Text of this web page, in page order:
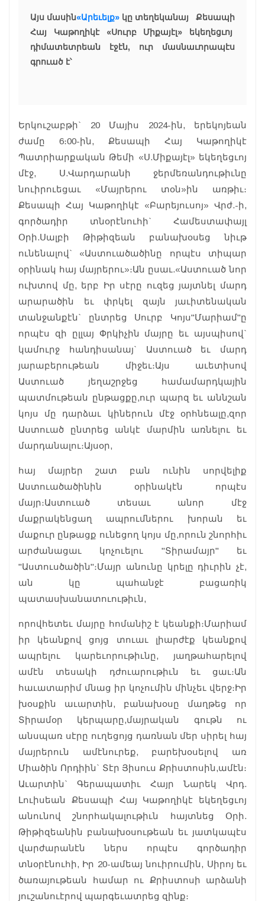
Այս մասին«Արեւելք» կը տեղեկանայ Քեսապի
Հայ Կաթողիկէ «Սուրբ Միքայէլ» եկեղեցւոյ
դիմատետրեան էջէն, ուր մասնաւորապէս
գրուած է՝
Երկուշաբթի` 20 Մայիս 2024-ին, երեկոյեան
ժամը 6։00-ին, Քեսապի Հայ Կաթողիկէ
Պատրիարքական Թեմի «Ս.Միքայէլ» եկեղեցւոյ
մէջ, Ս.Վարդարանի ջերմեռանդութիւնը
նուիրուեցաւ «Մայրերու տօն»ին առթիւ։
Քեսապի Հայ Կաթողիկէ «Բարեյուսոյ» Վրժ.-ի,
գործադիր տնօրէնուհի` Համեստափայլ
Օրի.Սալբի Թիթիզեան բանախօսեց նիւթ
ունենալով` «Աստուածածինը որպէս տիպար
օրինակ հայ մայրերու»։Ան ըսաւ.«Աստուած նոր
ուխտով մը, երբ Իր սէրը ուզեց յայտնել մարդ
արարածին եւ փրկել զայն յաւիտենական
տանջանքէն` ընտրեց Սուրբ Կոյս"Մարիամ"ը
որպէս զի ըլլայ Փրկիչին մայրը եւ այսպիսով`
կամուրջ հանդիսանայ` Աստուած եւ մարդ
յարաբերութեան միջեւ։Այս աւետիսով
Աստուած յեղաշրջեց համամարդկային
պատմութեան ընթացքը,ուր պարզ եւ աննշան
կոյս մը դարձաւ կիներուն մէջ օրհնեալը,զոր
Աստուած ընտրեց անկէ մարմին առնելու եւ
մարդանալու։Այսօր,
հայ մայրեր շատ բան ունին սորվելիք
Աստուածածինին օրինակէն որպէս
մայր։Աստուած տեսաւ անոր մէջ
մաքրակենցաղ ապրումներու խորան եւ
մաքուր ընթացք ունեցող կոյս մը,որուն շնորհիւ
արժանացաւ կոչուելու "Տիրամայր" եւ
"Աստուսծածին"։Մայր անունը կրելը դիւրին չէ,
ան կը պահանջէ բացառիկ
պատասխանատուութիւն,
որովհետեւ մայրը հոմանիշ է կեանքի։Մարիամ
իր կեանքով ցոյց տուաւ լիարժէք կեանքով
ապրելու կարեւորութիւնը, յաղթահարելով
ամէն տեսակի դժուարութիւն եւ ցաւ։Ան
հաւատարիմ մնաց իր կոչումին մինչեւ վերջ։Իր
խօսքին աւարտին, բանախօսը մաղթեց որ
Տիրամօր կերպարը,մայրական գութն ու
անսպառ սէրը ուղեցոյց դառնան մեր սիրել հայ
մայրերուն ամէնուրեք, բարեխօսելով առ
Միածին Որդիին` Տէր Յիսուս Քրիստոսին,ամէն։
Աւարտին` Գերապատիւ Հայր Նարեկ Վրդ.
Լուիսեան Քեսապի Հայ Կաթողիկէ եկեղեցւոյ
անունով շնորհակալութիւն հայտնեց Օրի.
Թիթիզեանին բանախօսութեան եւ յատկապէս
վարժարանէն ներս որպէս գործադիր
տնօրէնուհի, Իր 20-ամեայ նուիրումին, Սիրոյ եւ
ծառայութեան համար ու Քրիստոսի արձանի
յուշանուէրով պարգեւատրեց զինք։